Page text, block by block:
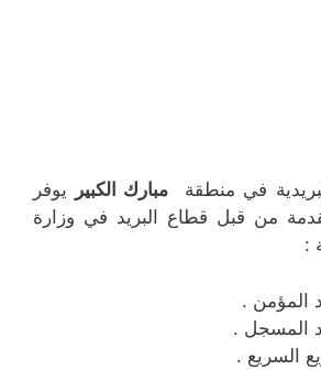
في منطقة مبارك الكبير يوفر
من قبل قطاع البريد في وزارة
:
المؤمن .
المسجل .
السريع .